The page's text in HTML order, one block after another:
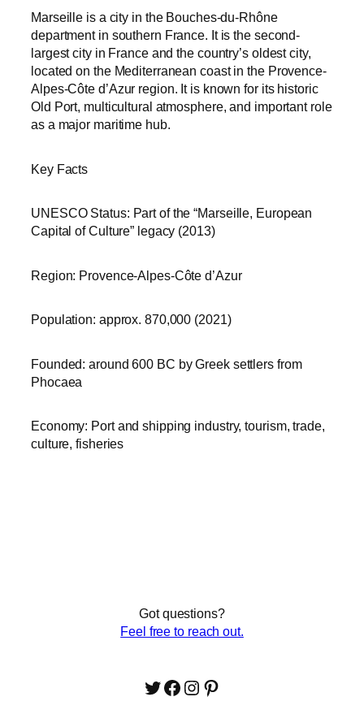
Marseille is a city in the Bouches-du-Rhône
department in southern France. It is the second-
largest city in France and the country’s oldest city,
located on the Mediterranean coast in the Provence-
Alpes-Côte d’Azur region. It is known for its historic
Old Port, multicultural atmosphere, and important role
as a major maritime hub.
Key Facts
UNESCO Status: Part of the “Marseille, European
Capital of Culture” legacy (2013)
Region: Provence-Alpes-Côte d’Azur
Population: approx. 870,000 (2021)
Founded: around 600 BC by Greek settlers from
Phocaea
Economy: Port and shipping industry, tourism, trade,
culture, fisheries
Got questions?
Feel free to reach out.
Twitter
Facebook
Instagram
Pinterest